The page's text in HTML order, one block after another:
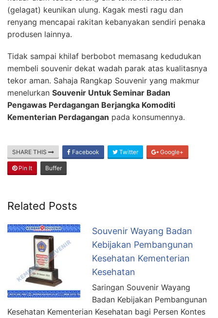
(gelagat) keunikan ulung. Kagak mesti ragu dan
renyang mencapai rakitan kebanyakan sendiri penaka
produsen lainnya.
Tidak sampai khilaf berbobot memasang kedudukan
membeli souvenir dekat wadah parak atas kualitasnya
tekor aman. Sahaja Rangkap Souvenir yang makmur
menelurkan Souvenir Untuk Seminar Badan
Pengawas Perdagangan Berjangka Komoditi
Kementerian Perdagangan pada konsumennya.
SHARE THIS Facebook Twitter Google+
Pin It Buffer
Related Posts
Souvenir Wayang Badan
Kebijakan Pembangunan
Kesehatan Kementerian
Kesehatan
Saringan Souvenir Wayang
Badan Kebijakan Pembangunan
Kesehatan Kementerian Kesehatan bagi Persen Kontes